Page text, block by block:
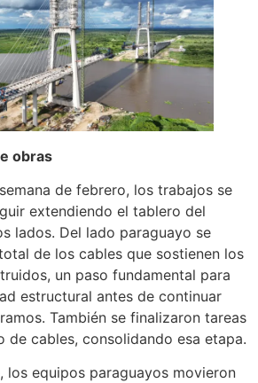
obras
de febrero, los trabajos se
extendiendo el tablero del
lados. Del lado paraguayo se
de los cables que sostienen los
un paso fundamental para
estructural antes de continuar
También se finalizaron tareas
de cables, consolidando esa etapa.
los equipos paraguayos movieron